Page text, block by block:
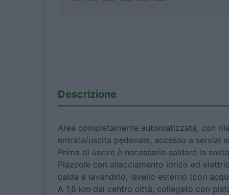
Descrizione
Area completamente automatizzata, con
entrata/uscita pedonale, accesso a servizi
Prima di uscire è necessario saldare la
Piazzole con allacciamento idrico ed
calda e lavandino, lavello esterno (con
A 1,8 km dal centro città, collegato con